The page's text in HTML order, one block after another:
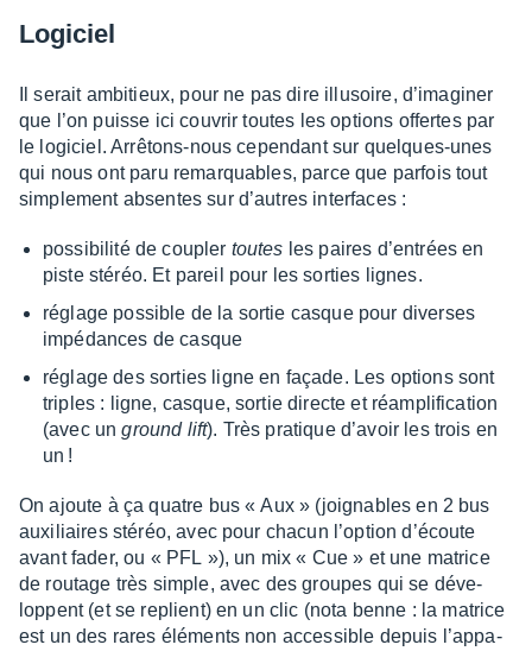
Logi­ciel
Il serait ambi­tieux, pour ne pas dire illu­soire, d’ima­gi­ner
que l’on puisse ici couvrir toutes les options offertes par
le logi­ciel. Arrê­tons-nous cepen­dant sur quelques-unes
qui nous ont paru remarquables, parce que parfois tout
simple­ment absentes sur d’autres inter­faces :
possi­bi­lité de coupler toutes les paires d’en­trées en
piste stéréo. Et pareil pour les sorties lignes.
réglage possible de la sortie casque pour diverses
impé­dances de casque
réglage des sorties ligne en façade. Les options sont
triples : ligne, casque, sortie directe et réam­pli­fi­ca­tion
(avec unground lift). Très pratique d’avoir les trois en
un !
On ajoute à ça quatre bus « Aux » (joignables en 2 bus
auxi­liaires stéréo, avec pour chacun l’op­tion d’écoute
avant fader, ou « PFL »), un mix « Cue » et une matrice
de routage très simple, avec des groupes qui se déve­
loppent (et se replient) en un clic (nota benne : la matrice
est un des rares éléments non acces­sible depuis l’ap­pa­